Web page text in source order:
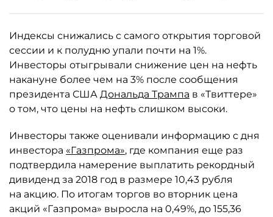
Индексы снижались с самого открытия торговой
сессии и к полудню упали почти на 1%.
Инвесторы отыгрывали снижение цен на нефть
накануне более чем на 3% после сообщения
президента США Дональда Трампа в «Твиттере»
о том, что цены на нефть слишком высоки.
Инвесторы также оценивали информацию с дня
инвестора «Газпрома», где компания еще раз
подтвердила намерение выплатить рекордный
дивиденд за 2018 год в размере 10,43 рубля
на акцию. По итогам торгов во вторник цена
акций «Газпрома» выросла на 0,49%, до 155,36